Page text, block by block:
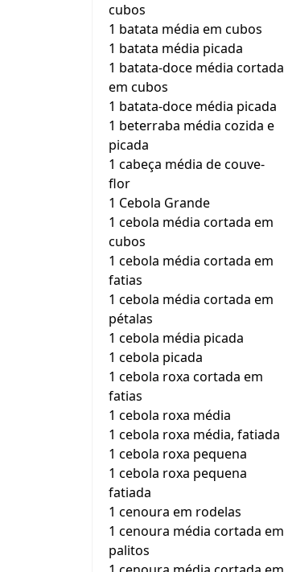
cubos
1 batata média em cubos
1 batata média picada
1 batata-doce média cortada
em cubos
1 batata-doce média picada
1 beterraba média cozida e
picada
1 cabeça média de couve-
flor
1 Cebola Grande
1 cebola média cortada em
cubos
1 cebola média cortada em
fatias
1 cebola média cortada em
pétalas
1 cebola média picada
1 cebola picada
1 cebola roxa cortada em
fatias
1 cebola roxa média
1 cebola roxa média, fatiada
1 cebola roxa pequena
1 cebola roxa pequena
fatiada
1 cenoura em rodelas
1 cenoura média cortada em
palitos